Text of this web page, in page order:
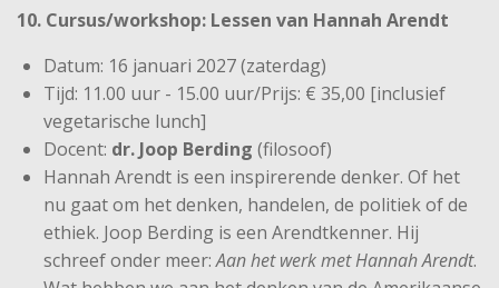
10. Cursus/workshop: Lessen van Hannah Arendt
Datum: 16 januari 2027 (zaterdag)
Tijd: 11.00 uur - 15.00 uur/Prijs: € 35,00 [inclusief
vegetarische lunch]
Docent: dr. Joop Berding (filosoof)
Hannah Arendt is een inspirerende denker. Of het
nu gaat om het denken, handelen, de politiek of de
ethiek. Joop Berding is een Arendtkenner. Hij
schreef onder meer:Aan het werk met Hannah Arendt.